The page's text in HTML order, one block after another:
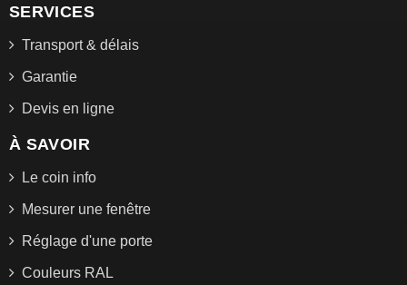
SERVICES
Transport & délais
Garantie
Devis en ligne
À SAVOIR
Le coin info
Mesurer une fenêtre
Réglage d'une porte
Couleurs RAL